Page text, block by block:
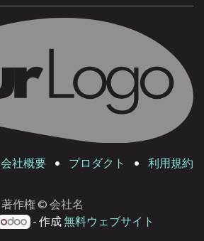
会社概要 • プロダクト • 利用規約
著作権 © 会社名
- 作成無料ウェブサイト